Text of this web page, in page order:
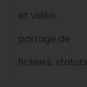
et vidéo,
partage de
fichiers,